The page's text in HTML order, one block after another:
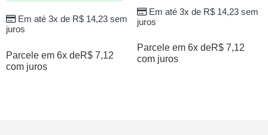
Em até 3x de R$14,23sem
juros
Parcele em 6x deR$ 7,12
com juros
Em até 3x de R$14,23sem
juros
Parcele em 6x deR$ 7,12
com juros